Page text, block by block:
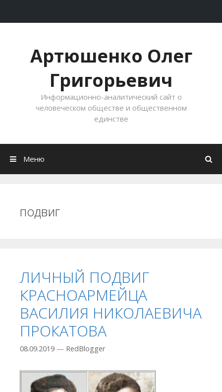
Артюшенко Олег
Григорьевич
Информационно-аналитический сайт о
человеческом обществе и общественном
единстве
Меню
подвиг
ЛИЧНЫЙ ПОДВИГ
КРАСНОАРМЕЙЦА
ВАСИЛИЯ НИКОЛАЕВИЧА
ПРОКАТОВА
08.09.2019 — RedBlogger